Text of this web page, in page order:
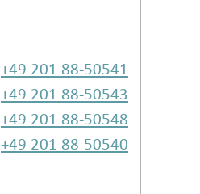
+49 201 88-50541
+49 201 88-50543
+49 201 88-50548
+49 201 88-50540